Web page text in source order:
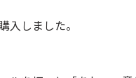
入しました。